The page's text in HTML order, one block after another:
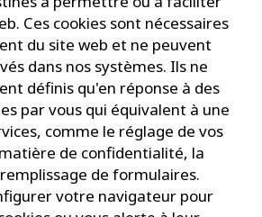
Ces cookies sont nécessaires
du site web et ne peuvent
dans nos systèmes. Ils ne
définis qu'en réponse à des
par vous qui équivalent à une
comme le réglage de vos
de confidentialité, la
de formulaires.
votre navigateur pour